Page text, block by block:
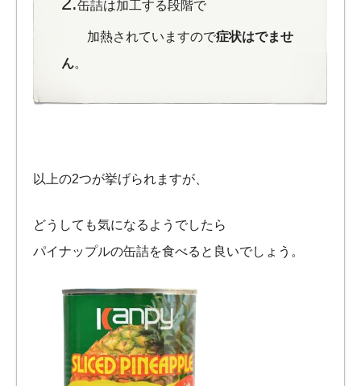
缶詰は加工する段階で
加熱されていますので症状はでませ
ん。
以上の2つが挙げられますが、
どうしても気になるようでしたら
パイナップルの缶詰を食べると良いでしょう。